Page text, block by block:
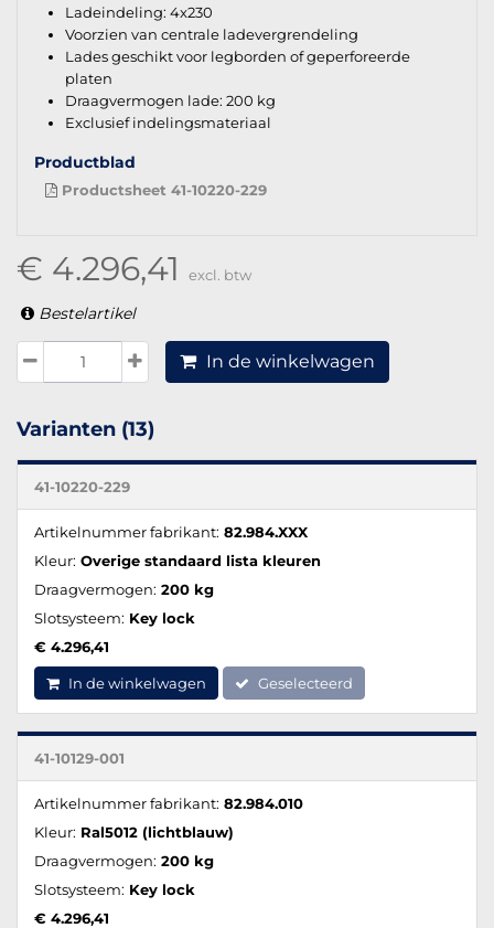
Ladeindeling: 4x230
Voorzien van centrale ladevergrendeling
Lades geschikt voor legborden of geperforeerde
platen
Draagvermogen lade: 200 kg
Exclusief indelingsmateriaal
Productblad
Productsheet 41-10220-229
€ 4.296,41 excl. btw
Bestelartikel
In de winkelwagen
Varianten (13)
41-10220-229
Artikelnummer fabrikant: 82.984.XXX
Kleur: Overige standaard lista kleuren
Draagvermogen: 200 kg
Slotsysteem: Key lock
€ 4.296,41
In de winkelwagen Geselecteerd
41-10129-001
Artikelnummer fabrikant: 82.984.010
Kleur: Ral5012 (lichtblauw)
Draagvermogen: 200 kg
Slotsysteem: Key lock
€ 4.296,41